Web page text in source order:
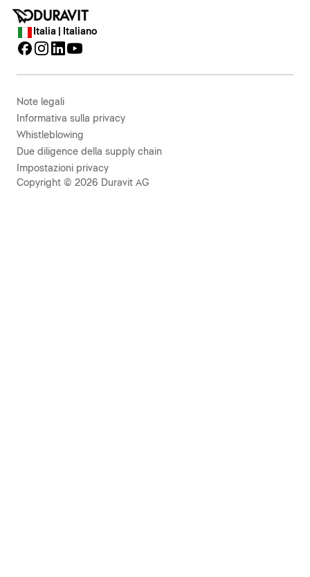
Italia | Italiano
Note legali
Informativa sulla privacy
Whistleblowing
Due diligence della supply chain
Impostazioni privacy
Copyright © 2026 Duravit AG